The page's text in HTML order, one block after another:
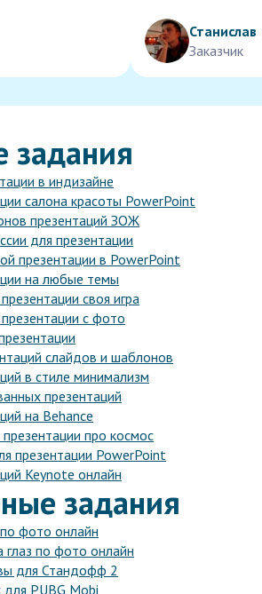
Станислав
Заказчик
задания
в индизайне
салона красоты PowerPoint
презентаций ЗОЖ
для презентации
презентации в PowerPoint
на любые темы
своя игра
с фото
слайдов и шаблонов
в стиле минимализм
презентаций
на Behance
про космос
презентации PowerPoint
Keynote онлайн
задания
фото онлайн
по фото онлайн
для Стандофф 2
PUBG Mobi